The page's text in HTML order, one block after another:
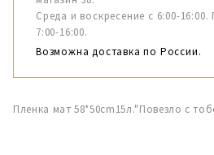
Среда и воскресение с 6:00-
7:00-16:00.
Возможна доставка по России.
Пленка мат 58*50cm15л."Повезло с